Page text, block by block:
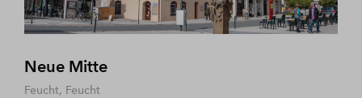
Neue Mitte
Feucht, Feucht